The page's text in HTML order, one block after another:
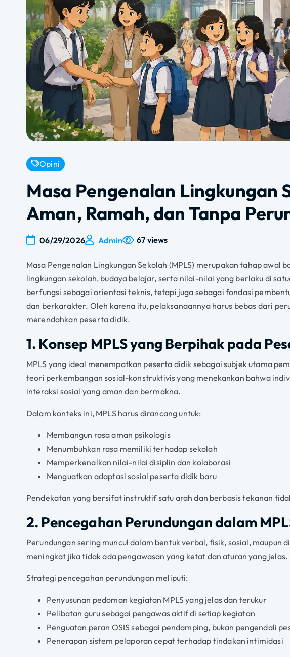
Opini
Masa Pengenalan Lingkungan
Aman, Ramah, dan Tanpa
06/29/2026 Admin 67 views
Masa Pengenalan Lingkungan Sekolah (MPLS) merupakan tahap awal
lingkungan sekolah, budaya belajar, serta nilai-nilai yang berlaku di
berfungsi sebagai orientasi teknis, tetapi juga sebagai fondasi
dan berkarakter. Oleh karena itu, pelaksanaannya harus bebas dari
merendahkan peserta didik.
1. Konsep MPLS yang Berpihak pada
MPLS yang ideal menempatkan peserta didik sebagai subjek utama
teori perkembangan sosial-konstruktivis yang menekankan bahwa
interaksi sosial yang aman dan bermakna.
Dalam konteks ini, MPLS harus dirancang untuk:
Membangun rasa aman psikologis
Menumbuhkan rasa memiliki terhadap sekolah
Memperkenalkan nilai-nilai disiplin dan kolaborasi
Menguatkan adaptasi sosial peserta didik baru
Pendekatan yang bersifat instruktif satu arah dan berbasis tekanan
2. Pencegahan Perundungan dalam
Perundungan sering muncul dalam bentuk verbal, fisik, sosial, maupun
meningkat jika tidak ada pengawasan yang ketat dan aturan yang jelas.
Strategi pencegahan perundungan meliputi:
Penyusunan pedoman kegiatan MPLS yang jelas dan terukur
Pelibatan guru sebagai pengawas aktif di setiap kegiatan
Penguatan peran OSIS sebagai pendamping, bukan pengendali
Penerapan sistem pelaporan cepat terhadap tindakan intimidasi